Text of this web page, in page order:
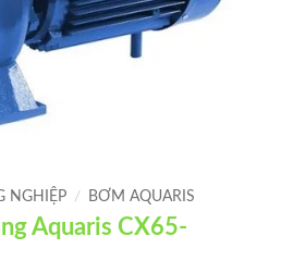
NGHIỆP / BƠM AQUARIS
Aquaris CX65-